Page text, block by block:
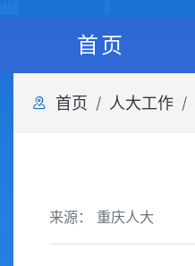
首页
首页 人大工作
来源： 重庆人大